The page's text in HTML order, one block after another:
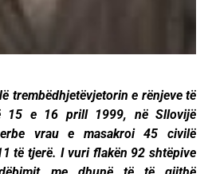
trembëdhjetëvjetorin e rënjeve të
15 e 16 prill 1999, në Sllovijë
vrau e masakroi 45 civilë
të tjerë. I vuri flakën 92 shtëpive